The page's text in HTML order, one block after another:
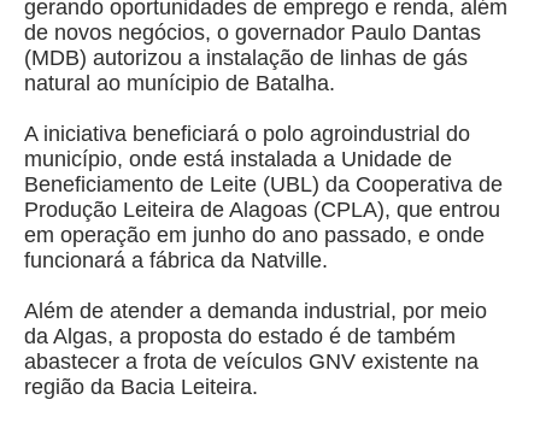
gerando oportunidades de emprego e renda, além
de novos negócios, o governador Paulo Dantas
(MDB) autorizou a instalação de linhas de gás
natural ao munícipio de Batalha.
A iniciativa beneficiará o polo agroindustrial do
município, onde está instalada a Unidade de
Beneficiamento de Leite (UBL) da Cooperativa de
Produção Leiteira de Alagoas (CPLA), que entrou
em operação em junho do ano passado, e onde
funcionará a fábrica da Natville.
Além de atender a demanda industrial, por meio
da Algas, a proposta do estado é de também
abastecer a frota de veículos GNV existente na
região da Bacia Leiteira.